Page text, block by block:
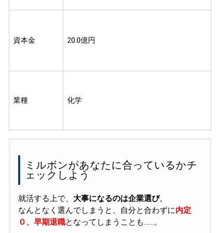
資本金 20.0億円
業種 化学
ミルボンがあなたに合っているかチ
ェックしよう
就活する上で、 大事になるのは企業選び。
なんとなく選んでしまうと、自分と合わずに内定
０、早期退職となってしまうことも……。